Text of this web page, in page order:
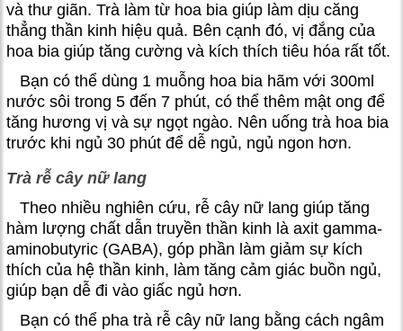
và thư giãn. Trà làm từ hoa bia giúp làm dịu căng
thẳng thần kinh hiệu quả. Bên cạnh đó, vị đắng của
hoa bia giúp tăng cường và kích thích tiêu hóa rất tốt.
Bạn có thể dùng 1 muỗng hoa bia hãm với 300ml
nước sôi trong 5 đến 7 phút, có thể thêm mật ong để
tăng hương vị và sự ngọt ngào. Nên uống trà hoa bia
trước khi ngủ 30 phút để dễ ngủ, ngủ ngon hơn.
Trà rễ cây nữ lang
Theo nhiều nghiên cứu, rễ cây nữ lang giúp tăng
hàm lượng chất dẫn truyền thần kinh là axit gamma-
aminobutyric (GABA), góp phần làm giảm sự kích
thích của hệ thần kinh, làm tăng cảm giác buồn ngủ,
giúp bạn dễ đi vào giấc ngủ hơn.
Bạn có thể pha trà rễ cây nữ lang bằng cách ngâm